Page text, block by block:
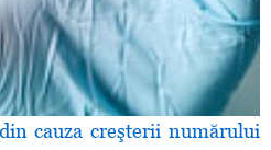
cauza creşterii numărului